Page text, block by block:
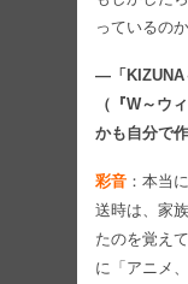
っているの
―「KIZUNA
（『W～ウ
かも自分で
彩音 ：本当
送時は、家
たのを覚え
に「アニメ